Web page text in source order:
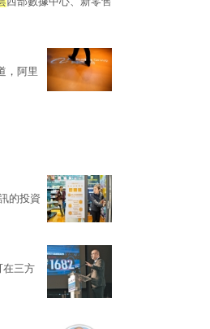
，阿里
的投資
在三方